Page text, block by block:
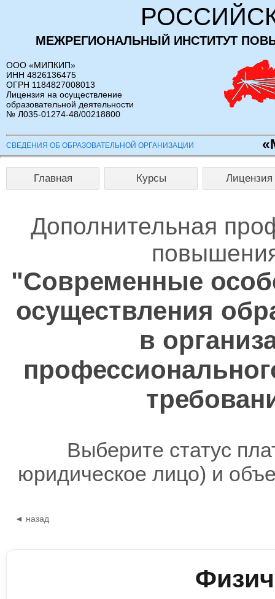
МЕЖРЕГИОНАЛЬНЫЙ ИНСТИТУТ
ООО «МИПКИП»
ИНН 4826136475
ОГРН 1184827008013
Лицензия на осуществление
образовательной деятельности
№ Л035-01274-48/00218800
СВЕДЕНИЯ ОБ ОБРАЗОВАТЕЛЬНОЙ ОРГАНИЗАЦИИ
Главная Курсы Лицензия
Дополнительная
"Современные
осуществления
в
Выберите статус
юридическое лицо) и
◄ назад